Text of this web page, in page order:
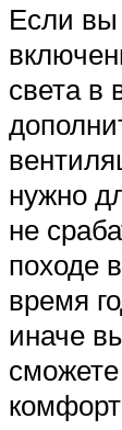
Если вы
света в
нужно
не
походе
время
иначе